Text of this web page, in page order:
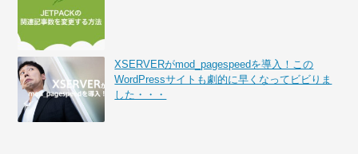
XSERVERがmod_pagespeedを導入！この
WordPressサイトも劇的に早くなってビビりま
した・・・